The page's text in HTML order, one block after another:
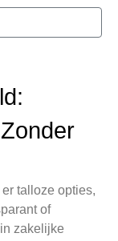
talloze opties,
of
zakelijke